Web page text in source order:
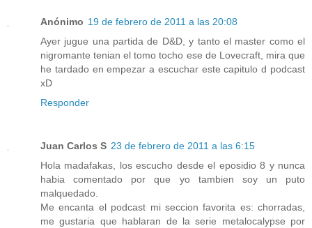
Anónimo 19 de febrero de 2011 a las 20:08
Ayer jugue una partida de D&D, y tanto el master como el
nigromante tenian el tomo tocho ese de Lovecraft, mira que
he tardado en empezar a escuchar este capitulo d podcast
xD
Responder
Juan Carlos S 23 de febrero de 2011 a las 6:15
Hola madafakas, los escucho desde el eposidio 8 y nunca
habia comentado por que yo tambien soy un puto
malquedado.
Me encanta el podcast mi seccion favorita es: chorradas,
me gustaria que hablaran de la serie metalocalypse por